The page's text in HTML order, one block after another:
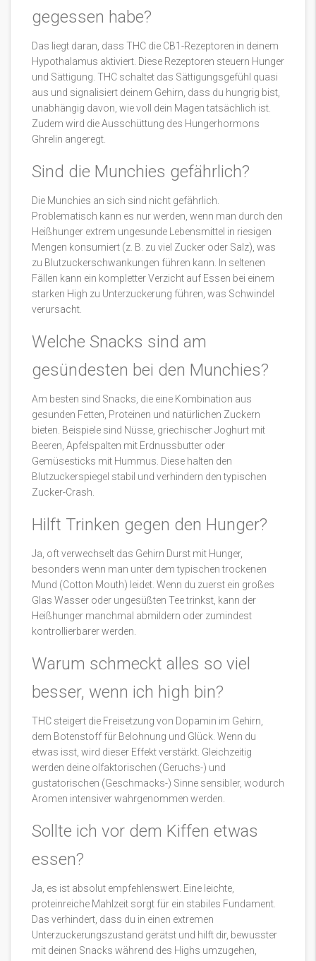
gegessen habe?
Das liegt daran, dass THC die CB1-Rezeptoren in deinem
Hypothalamus aktiviert. Diese Rezeptoren steuern Hunger
und Sättigung. THC schaltet das Sättigungsgefühl quasi
aus und signalisiert deinem Gehirn, dass du hungrig bist,
unabhängig davon, wie voll dein Magen tatsächlich ist.
Zudem wird die Ausschüttung des Hungerhormons
Ghrelin angeregt.
Sind die Munchies gefährlich?
Die Munchies an sich sind nicht gefährlich.
Problematisch kann es nur werden, wenn man durch den
Heißhunger extrem ungesunde Lebensmittel in riesigen
Mengen konsumiert (z. B. zu viel Zucker oder Salz), was
zu Blutzuckerschwankungen führen kann. In seltenen
Fällen kann ein kompletter Verzicht auf Essen bei einem
starken High zu Unterzuckerung führen, was Schwindel
verursacht.
Welche Snacks sind am
gesündesten bei den Munchies?
Am besten sind Snacks, die eine Kombination aus
gesunden Fetten, Proteinen und natürlichen Zuckern
bieten. Beispiele sind Nüsse, griechischer Joghurt mit
Beeren, Apfelspalten mit Erdnussbutter oder
Gemüsesticks mit Hummus. Diese halten den
Blutzuckerspiegel stabil und verhindern den typischen
Zucker-Crash.
Hilft Trinken gegen den Hunger?
Ja, oft verwechselt das Gehirn Durst mit Hunger,
besonders wenn man unter dem typischen trockenen
Mund (Cotton Mouth) leidet. Wenn du zuerst ein großes
Glas Wasser oder ungesüßten Tee trinkst, kann der
Heißhunger manchmal abmildern oder zumindest
kontrollierbarer werden.
Warum schmeckt alles so viel
besser, wenn ich high bin?
THC steigert die Freisetzung von Dopamin im Gehirn,
dem Botenstoff für Belohnung und Glück. Wenn du
etwas isst, wird dieser Effekt verstärkt. Gleichzeitig
werden deine olfaktorischen (Geruchs-) und
gustatorischen (Geschmacks-) Sinne sensibler, wodurch
Aromen intensiver wahrgenommen werden.
Sollte ich vor dem Kiffen etwas
essen?
Ja, es ist absolut empfehlenswert. Eine leichte,
proteinreiche Mahlzeit sorgt für ein stabiles Fundament.
Das verhindert, dass du in einen extremen
Unterzuckerungszustand gerätst und hilft dir, bewusster
mit deinen Snacks während des Highs umzugehen,